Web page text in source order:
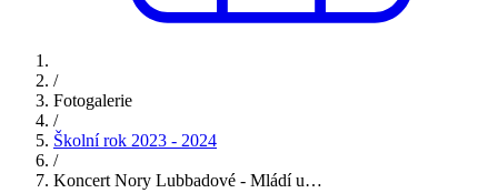
/
Fotogalerie
/
Školní rok 2023 - 2024
/
Koncert Nory Lubbadové - Mládí u…